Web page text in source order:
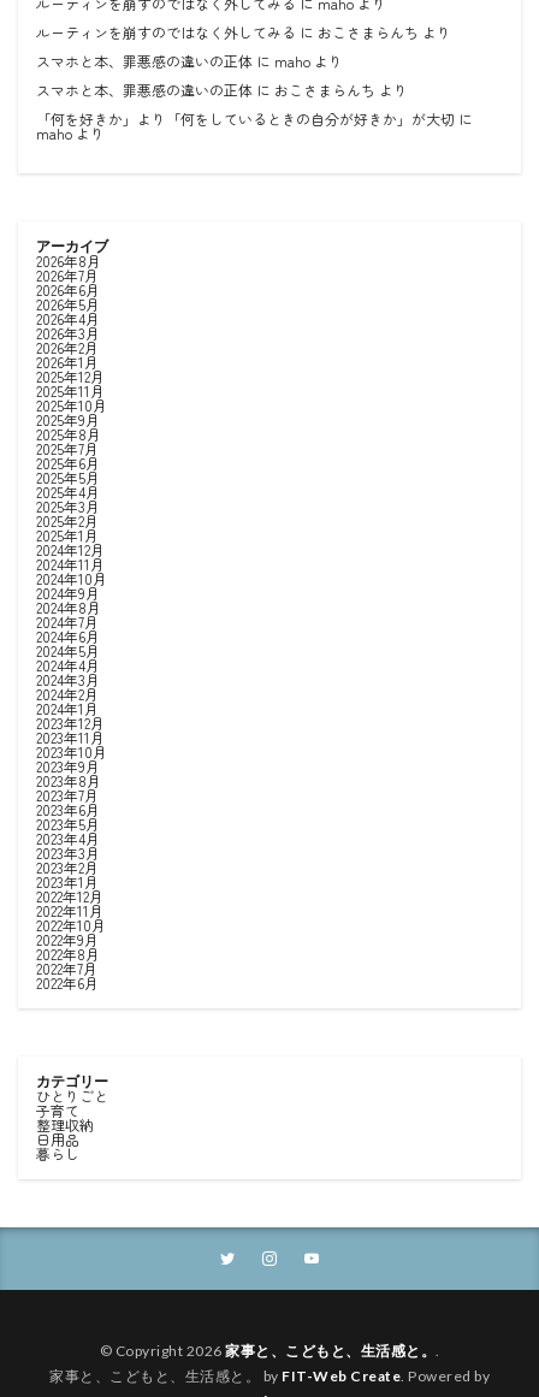
ルーティンを崩すのではなく外してみる に おこさまらんち より
スマホと本、罪悪感の違いの正体 に maho より
スマホと本、罪悪感の違いの正体 に おこさまらんち より
「何を好きか」より「何をしているときの自分が好きか」が大切 に
mahoより
アーカイブ
2026年8月
2026年7月
2026年6月
2026年5月
2026年4月
2026年3月
2026年2月
2026年1月
2025年12月
2025年11月
2025年10月
2025年9月
2025年8月
2025年7月
2025年6月
2025年5月
2025年4月
2025年3月
2025年2月
2025年1月
2024年12月
2024年11月
2024年10月
2024年9月
2024年8月
2024年7月
2024年6月
2024年5月
2024年4月
2024年3月
2024年2月
2024年1月
2023年12月
2023年11月
2023年10月
2023年9月
2023年8月
2023年7月
2023年6月
2023年5月
2023年4月
2023年3月
2023年2月
2023年1月
2022年12月
2022年11月
2022年10月
2022年9月
2022年8月
2022年7月
2022年6月
カテゴリー
ひとりごと
子育て
整理収納
日用品
暮らし
© Copyright 2026 家事と、こどもと、生活感と。 .
家事と、こどもと、生活感と。 by FIT-Web Create. Powered by